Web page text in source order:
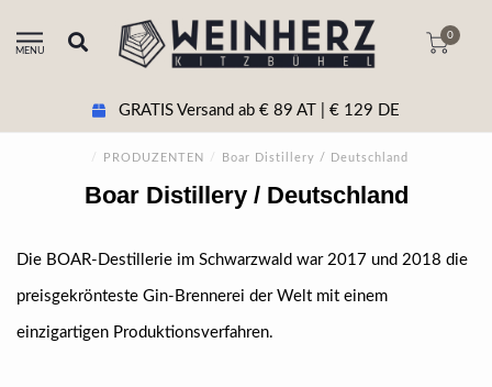
MENU
0
GRATIS Versand ab € 89 AT | € 129 DE
/ PRODUZENTEN / Boar Distillery / Deutschland
Boar Distillery / Deutschland
Die BOAR-Destillerie im Schwarzwald war 2017 und 2018 die
preisgekrönteste Gin-Brennerei der Welt mit einem
einzigartigen Produktionsverfahren.